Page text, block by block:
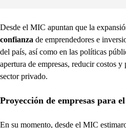
Desde el MIC apuntan que la
confianza de emprendedores e
del país, así como en las políticas
apertura de empresas, reducir costos
sector privado.
Proyección de empresas para
En su momento, desde el MIC